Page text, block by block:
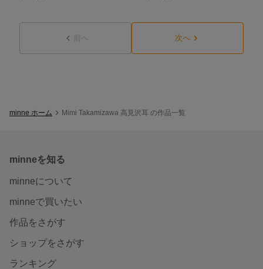
前へ 次へ
minne ホーム Mimi Takamizawa 高見沢耳 の作品一覧
minneを知る
minneについて
minneで買いたい
作品をさがす
ショップをさがす
ランキング